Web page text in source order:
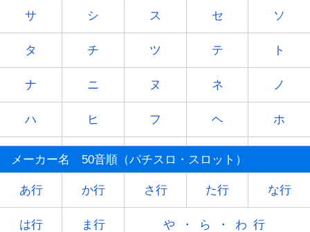
サ シ ス セ ソ
タ チ ツ テ ト
ナ ニ ヌ ネ ノ
ハ ヒ フ ヘ ホ
ミ ム
ヤ - ユ - ヨ
ラ リ レ
メーカー名 50音順（パチスロ・スロット）
あ行 か行 さ行 た行 な行
は行 ま行 や・ら・わ行